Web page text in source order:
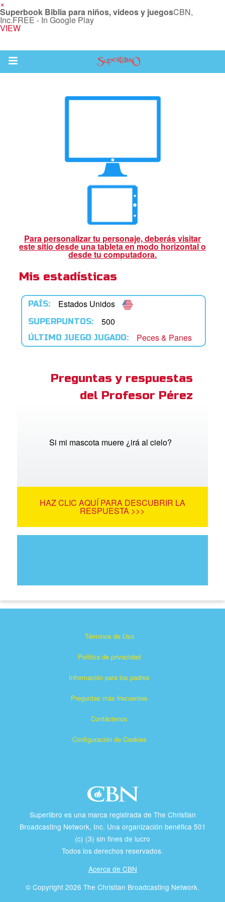
×
Superbook Biblia para niños, videos y juegosCBN,
Inc.FREE - In Google Play
VIEW
Return to Content
de Familia:
Superbook USA
Para personalizar tu personaje, deberás visitar
este sitio desde una tableta en modo horizontal o
desde tu computadora.
Mis estadísticas
PAÍS: Estados Unidos
SUPERPUNTOS: 500
ÚLTIMO JUEGO JUGADO: Peces & Panes
Preguntas y respuestas
del Profesor Pérez
Si mi mascota muere ¿irá al cielo?
HAZ CLIC AQUÍ PARA DESCUBRIR LA
RESPUESTA >>>
Términos de Uso
Política de privacidad
Información para los padres
Preguntas más frecuentes
Contáctenos
Configuración de Cookies
Superlibro es una marca registrada de The Christian
Broadcasting Network, Inc. Una organización benéfica 501
(c) (3) sin fines de lucro
Todos los derechos reservados.
Acerca de CBN
© Copyright 2026 The Christian Broadcasting Network.